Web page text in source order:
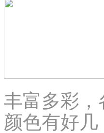
丰富多彩
颜色有好几